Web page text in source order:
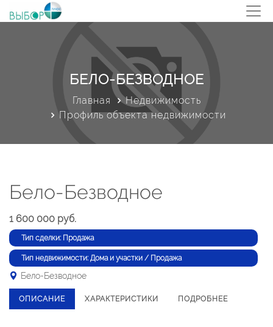
БЕЛО-БЕЗВОДНОЕ
Главная
Недвижимость
Профиль объекта недвижимости
Бело-Безводное
1 600 000 руб.
Тип сделки: Продажа
Тип недвижимости: Дома и участки / Продажа
Бело-Безводное
ОПИСАНИЕ ХАРАКТЕРИСТИКИ ПОДРОБНЕЕ